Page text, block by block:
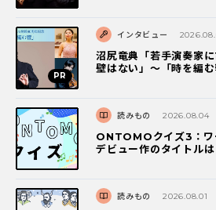
インタビュー
沼尻竜典「若手演奏家
壁はない」～「時を編
読みもの 2026.08.04
ONTOMOクイズ3：ワ
デビュー作のタイトルは
読みもの 2026.08.01